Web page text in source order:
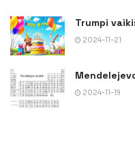
Trumpi
2024-11-21
2024-11-19